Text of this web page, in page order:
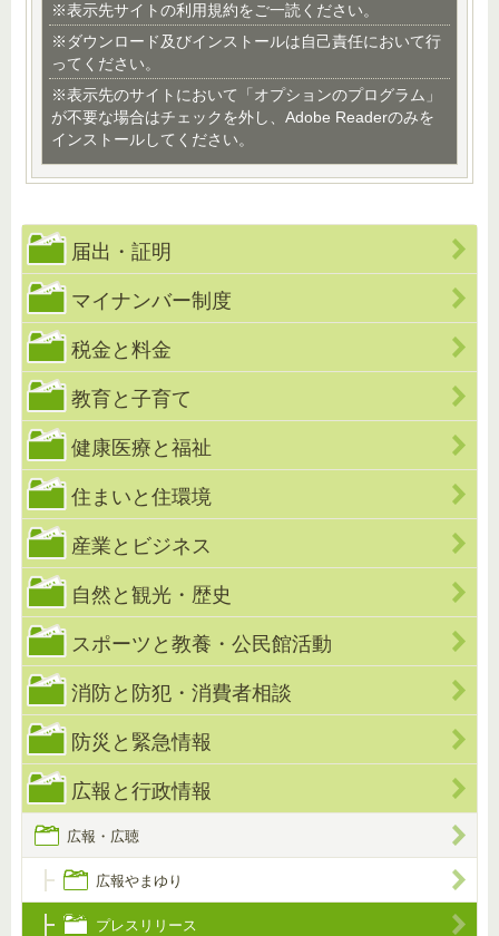
※表示先サイトの利用規約をご一読ください。
※ダウンロード及びインストールは自己責任において行
ってください。
※表示先のサイトにおいて「オプションのプログラム」
が不要な場合はチェックを外し、Adobe Readerのみを
インストールしてください。
届出・証明
マイナンバー制度
税金と料金
教育と子育て
健康医療と福祉
住まいと住環境
産業とビジネス
自然と観光・歴史
スポーツと教養・公民館活動
消防と防犯・消費者相談
防災と緊急情報
広報と行政情報
広報・広聴
広報やまゆり
プレスリリース